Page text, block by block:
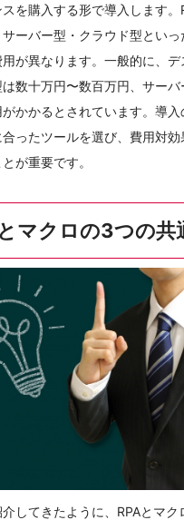
を購入する形で導入します。
サーバー型・クラウド型といっ
が異なります。一般的に、
数十万円〜数百万円、サー
かかるとされています。導
ったツールを選び、費用対効
が重要です。
マクロの3つの共
してきたように、RPAとマク